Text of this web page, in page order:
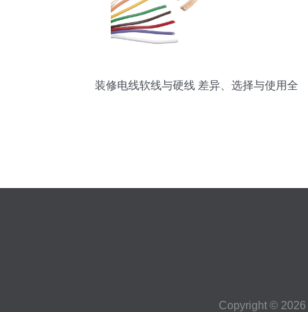
装修电线软线与硬线 差异、选择与使用全
Copyright © 2026